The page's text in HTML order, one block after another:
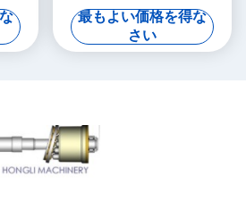
回転子のグループ サポート
を分けます
最もよい価格を得な
さい